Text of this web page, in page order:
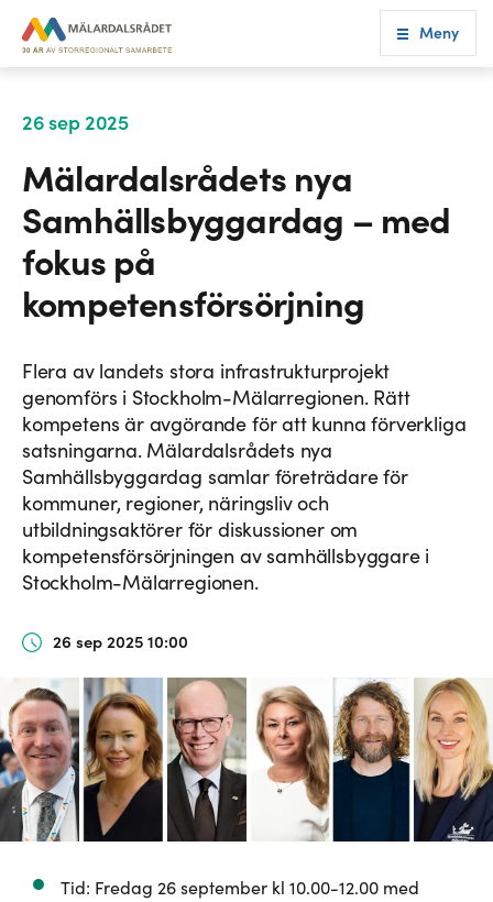
Meny
26 sep 2025
Mälardalsrådets nya
Samhällsbyggardag – med
fokus på
kompetensförsörjning
Flera av landets stora infrastrukturprojekt
genomförs i Stockholm-Mälarregionen. Rätt
kompetens är avgörande för att kunna förverkliga
satsningarna. Mälardalsrådets nya
Samhällsbyggardag samlar företrädare för
kommuner, regioner, näringsliv och
utbildningsaktörer för diskussioner om
kompetensförsörjningen av samhällsbyggare i
Stockholm-Mälarregionen.
26 sep 2025 10:00
Tid: Fredag 26 september kl 10.00-12.00 med